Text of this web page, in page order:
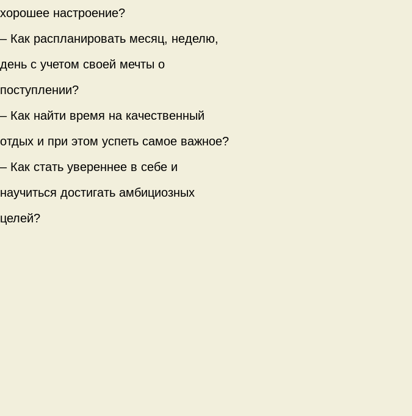
хорошее настроение?
– Как распланировать месяц, неделю,
день с учетом своей мечты о
поступлении?
– Как найти время на качественный
отдых и при этом успеть самое важное?
– Как стать увереннее в себе и
научиться достигать амбициозных
целей?